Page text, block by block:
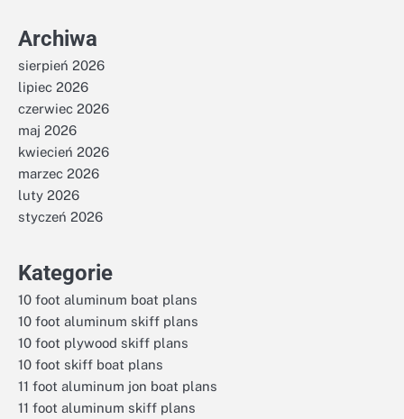
Archiwa
sierpień 2026
lipiec 2026
czerwiec 2026
maj 2026
kwiecień 2026
marzec 2026
luty 2026
styczeń 2026
Kategorie
10 foot aluminum boat plans
10 foot aluminum skiff plans
10 foot plywood skiff plans
10 foot skiff boat plans
11 foot aluminum jon boat plans
11 foot aluminum skiff plans